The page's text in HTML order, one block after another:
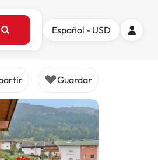
Español - USD
Guardar